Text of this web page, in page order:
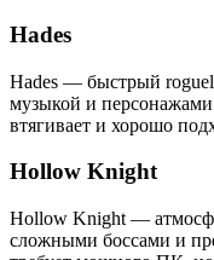
Hades
Hades — быстрый
музыкой и
втягивает и хорошо
Hollow Knight
Hollow Knight —
сложными боссами и